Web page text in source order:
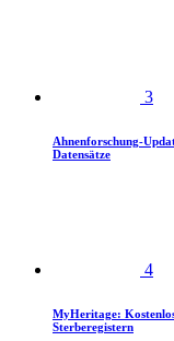
3
Ahnenforschung-
Datensätze
4
MyHeritage:
Sterberegistern